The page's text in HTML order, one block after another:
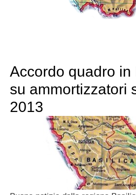
Accordo quadro in
su ammortizzatori
2013